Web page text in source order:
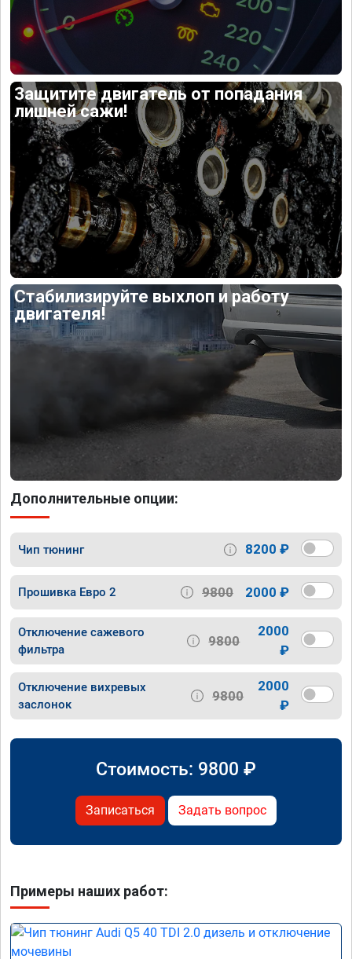
Защитите двигатель от попадания
лишней сажи!
Стабилизируйте выхлоп и работу
двигателя!
Дополнительные опции:
Чип тюнинг 8200 ₽
Прошивка Евро 2 9800 2000 ₽
Отключение сажевого
фильтра
9800
2000
₽
Отключение вихревых
заслонок
9800
2000
₽
Стоимость: 9800 ₽
Записаться Задать вопрос
Примеры наших работ: